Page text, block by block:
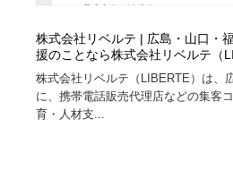
株式会社リベルテ | 広島・山口・
援のことなら株式会社リベルテ（
株式会社リベルテ（LIBERTE）は、
に、携帯電話販売代理店などの集客
育・人材支...